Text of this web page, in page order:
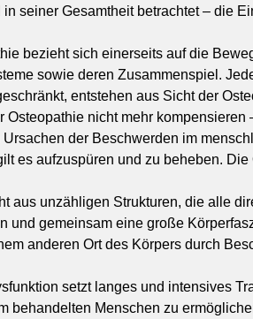
seiner Gesamtheit betrachtet – die
bezieht sich einerseits auf die
sowie deren Zusammenspiel.
entstehen aus Sicht der
Osteopathie nicht mehr kompensieren
der Beschwerden im
es aufzuspüren und zu beheben.
aus unzähligen Strukturen, die alle
und gemeinsam eine große
anderen Ort des Körpers durch
setzt langes und intensives
behandelten Menschen zu